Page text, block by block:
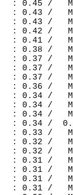
: 0.45 /
: 0.43 /
: 0.43
: 0.42 /
S     : 0.41 /
: 0.38 /
: 0.37 /
: 0.37
: 0.37 /
: 0.36 /
: 0.34 /
: 0.34 /
: 0.34 /
: 0.34
: 0.33 /
: 0.32 /
: 0.32 /
N    : 0.31 /
: 0.31 /
: 0.31 /
: 0.31 /